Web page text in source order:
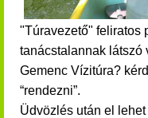
"Túravezető" feliratos
tanácstalannak látszó
Gemenc Vízitúra?
“rendezni”.
Üdvözlés után el